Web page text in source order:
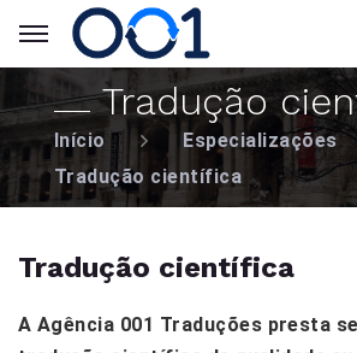
Tradução
Início
Especializações
Tradução científica
Tradução científica
A Agência 001 Traduções presta